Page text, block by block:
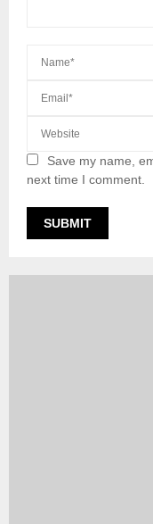
Save my name,
next time I comment.